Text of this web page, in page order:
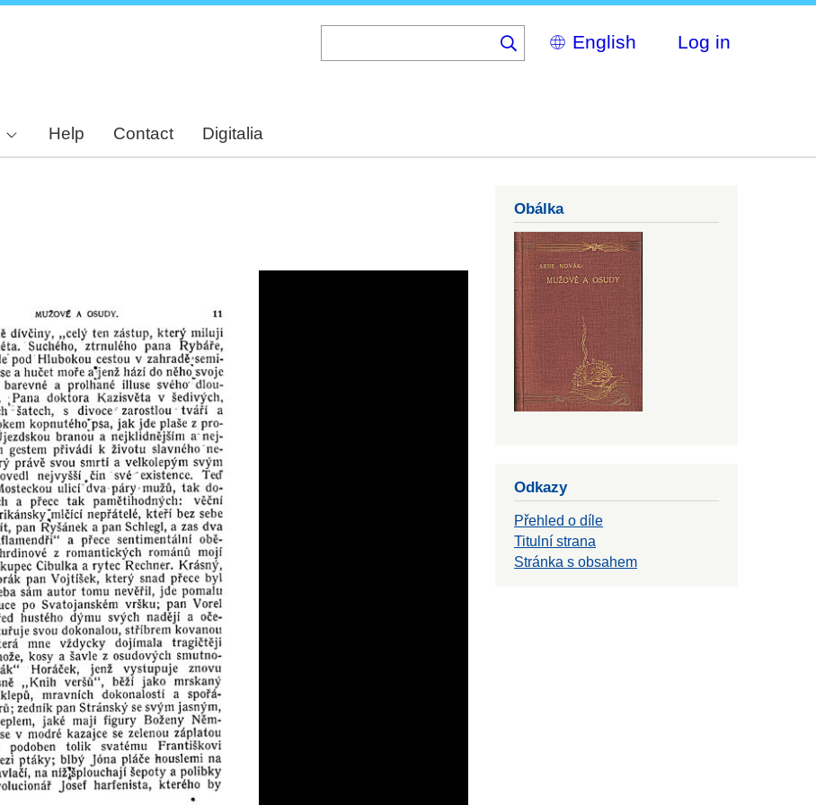
Select
your
Log in
Help Contact Digitalia
Obálka
Odkazy
Přehled o díle
Titulní strana
Stránka s obsahem